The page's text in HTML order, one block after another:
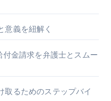
意義を紐解く
金請求を弁護士とスムー
取るためのステップバイ